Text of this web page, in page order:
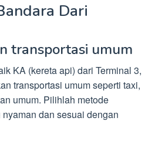
Dari
transportasi umum
KA (kereta api) dari Terminal 3,
transportasi umum seperti taxi,
umum. Pilihlah metode
dan sesuai dengan